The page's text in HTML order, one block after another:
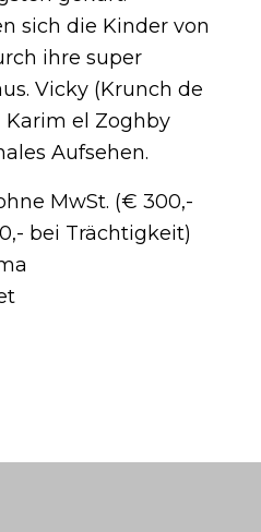
sich die Kinder von
ihre super
Vicky (Krunch de
Karim el Zoghby
Aufsehen.
MwSt. (€ 300,-
bei Trächtigkeit)